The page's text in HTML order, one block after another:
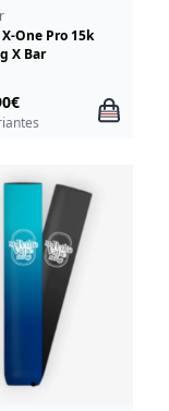
One Pro 15k
X Bar